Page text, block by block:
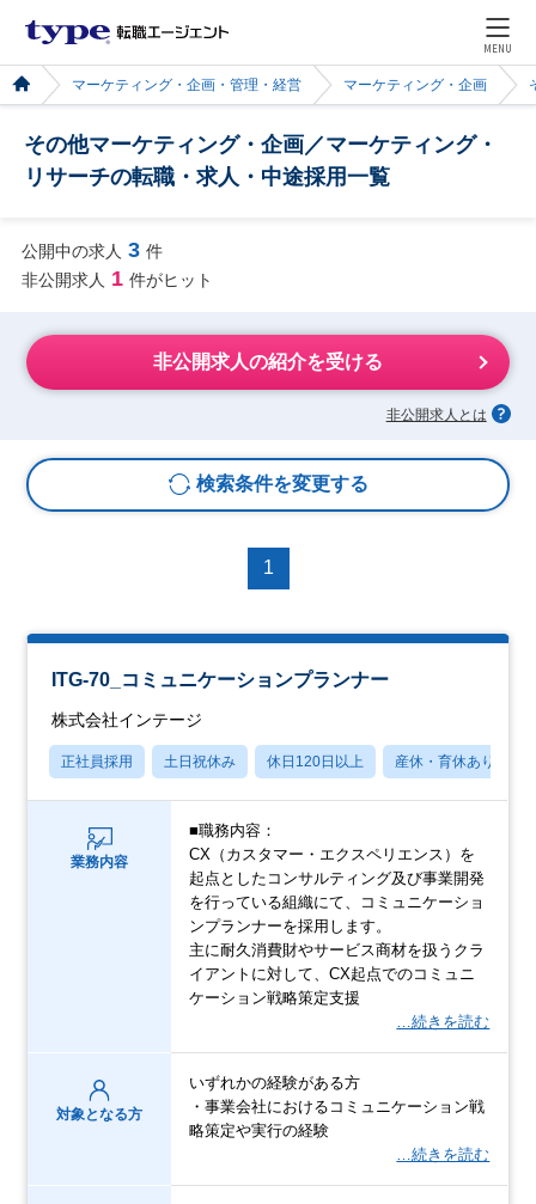
MENU
マーケティング・企画・管理・経営 マーケティング・企画
その他マーケティング・企画／マーケティング・
リサーチの転職・求人・中途採用一覧
公開中の求人 3 件
非公開求人 1 件がヒット
非公開求人の紹介を受ける
非公開求人とは
検索条件を変更する
1
ITG-70_コミュニケーションプランナー
株式会社インテージ
正社員採用 土日祝休み 休日120日以上 産休・育休あり
業務内容
■職務内容：
CX（カスタマー・エクスペリエンス）を
起点としたコンサルティング及び事業開発
を行っている組織にて、コミュニケーショ
ンプランナーを採用します。
主に耐久消費財やサービス商材を扱うクラ
イアントに対して、CX起点でのコミュニ
ケーション戦略策定支援
…続きを読む
対象となる方
いずれかの経験がある方
・事業会社におけるコミュニケーション戦
略策定や実行の経験
…続きを読む